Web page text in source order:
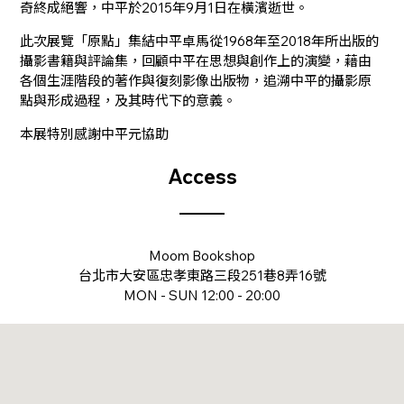
奇終成絕響，中平於2015年9月1日在橫濱逝世。
此次展覽「原點」集結中平卓馬從1968年至2018年所出版的
攝影書籍與評論集，回顧中平在思想與創作上的演變，藉由
各個生涯階段的著作與復刻影像出版物，追溯中平的攝影原
點與形成過程，及其時代下的意義。
本展特別感謝中平元協助
Access
Moom Bookshop
台北市大安區忠孝東路三段251巷8弄16號
MON - SUN 12:00 - 20:00